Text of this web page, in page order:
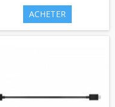
ACHETER